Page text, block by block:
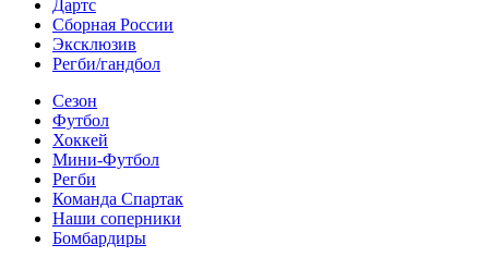
Дартс
Сборная России
Эксклюзив
Регби/гандбол
Сезон
Футбол
Хоккей
Мини-Футбол
Регби
Команда Спартак
Наши соперники
Бомбардиры